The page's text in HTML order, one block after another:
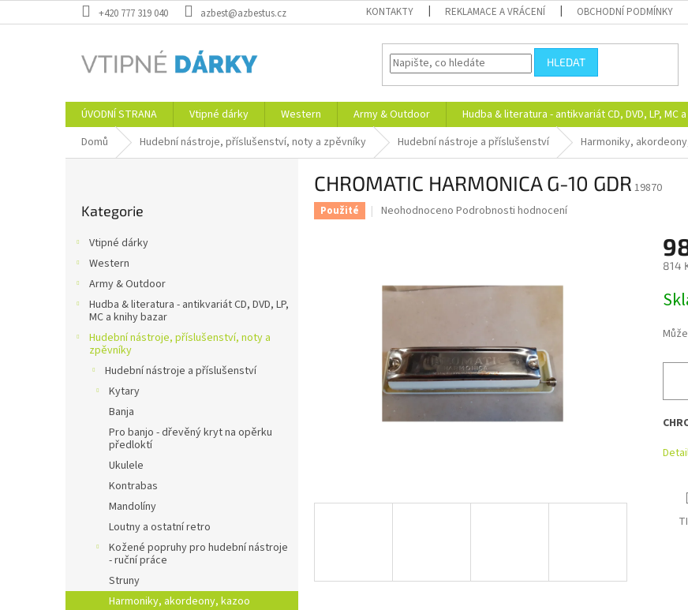
na
+420 777 319 040 azbest@azbestus.cz KONTAKTY REKLAMACE A VRÁCENÍ OBCHODNÍ PODMÍNKY
HLEDAT
ÚVODNÍ STRANA Vtipné dárky Western Army & Outdoor Hudba & literatura - antikvariát CD, DVD, LP, MC
Domů
Hudební nástroje, příslušenství, noty a zpěvníky Hudební nástroje a příslušenství Harmoniky,
kategorie
Kategorie
Vtipné dárky
Western
Army & Outdoor
Hudba & literatura - antikvariát CD, DVD, LP,
MC a knihy bazar
Hudební nástroje, příslušenství, noty a
zpěvníky
Hudební nástroje a příslušenství
Kytary
Banja
Pro banjo - dřevěný kryt na opěrku
předloktí
Ukulele
Kontrabas
Mandolíny
Loutny a ostatní retro
Kožené popruhy pro hudební nástroje
- ruční práce
Struny
Harmoniky, akordeony, kazoo
CHROMATIC HARMONICA G-10 GDR 19870
Použité
Průměrné
z
Neohodnoceno Podrobnosti hodnocení
814
cena: